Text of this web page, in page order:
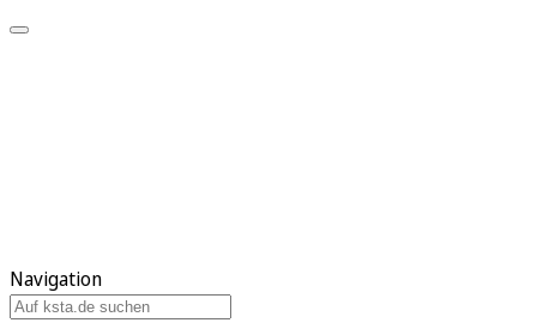
Navigation